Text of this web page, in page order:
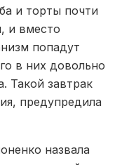
и торты почти
и вместо
попадут
в них довольно
Такой завтрак
предупредила
назвала